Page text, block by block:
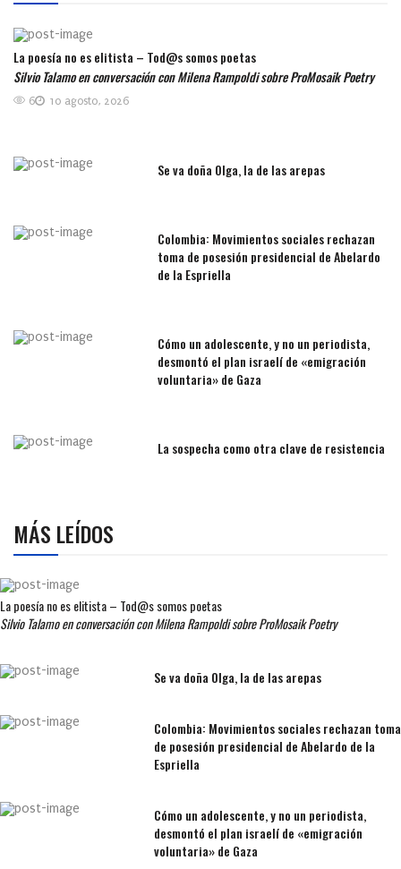
La poesía no es elitista – Tod@s somos poetas
Silvio Talamo en conversación con Milena Rampoldi sobre ProMosaik Poetry
10 agosto, 2026
6
Se va doña Olga, la de las arepas
Colombia: Movimientos sociales rechazan
toma de posesión presidencial de Abelardo
de la Espriella
Cómo un adolescente, y no un periodista,
desmontó el plan israelí de «emigración
voluntaria» de Gaza
La sospecha como otra clave de resistencia
MÁS LEÍDOS
La poesía no es elitista – Tod@s somos poetas
Silvio Talamo en conversación con Milena Rampoldi sobre ProMosaik Poetry
Se va doña Olga, la de las arepas
Colombia: Movimientos sociales rechazan toma
de posesión presidencial de Abelardo de la
Espriella
Cómo un adolescente, y no un periodista,
desmontó el plan israelí de «emigración
voluntaria» de Gaza